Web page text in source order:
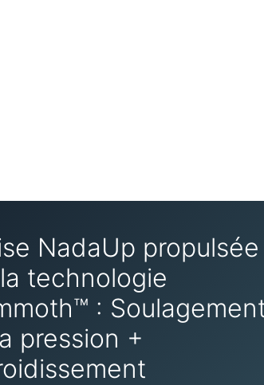
NadaUp propulsée
technologie
:
pression +